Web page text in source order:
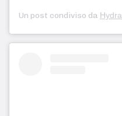
Un post condiviso da Hydra